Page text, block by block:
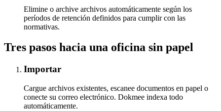
Elimine o archive archivos automáticamente según los
períodos de retención definidos para cumplir con las
normativas.
Tres pasos hacia una oficina sin papel
Importar
Cargue archivos existentes, escanee documentos en papel o
conecte su correo electrónico. Dokmee indexa todo
automáticamente.